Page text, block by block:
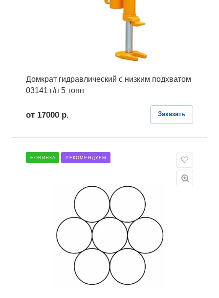
Домкрат гидравлический с низким подхватом
03141 г/п 5 тонн
от 17000 р. Заказать
НОВИНКА РЕКОМЕНДУЕМ